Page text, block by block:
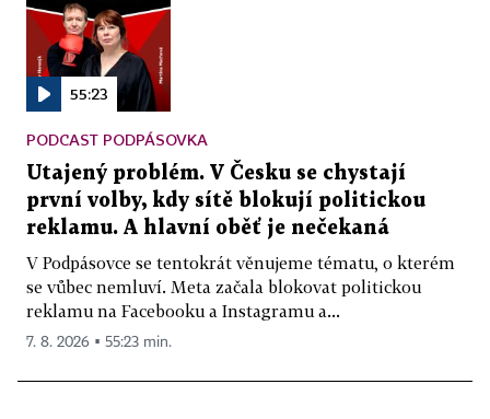
55:23
PODCAST PODPÁSOVKA
Utajený problém. V Česku se chystají
první volby, kdy sítě blokují politickou
reklamu. A hlavní oběť je nečekaná
V Podpásovce se tentokrát věnujeme tématu, o kterém
se vůbec nemluví. Meta začala blokovat politickou
reklamu na Facebooku a Instagramu a...
7. 8. 2026 ▪ 55:23 min.